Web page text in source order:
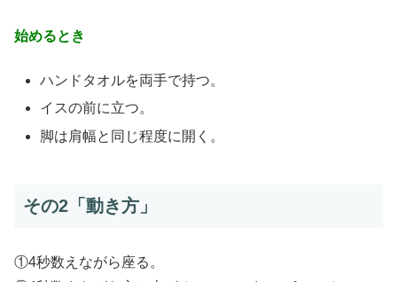
始めるとき
ハンドタオルを両手で持つ。
イスの前に立つ。
脚は肩幅と同じ程度に開く。
その2「動き方」
①4秒数えながら座る。